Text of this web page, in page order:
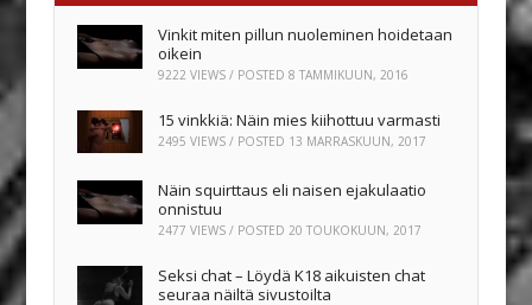
Vinkit miten pillun nuoleminen hoidetaan
oikein
9222 VIEWS / POSTED8 TAMMIKUUN, 2016
15 vinkkiä: Näin mies kiihottuu varmasti
2495 VIEWS / POSTED 13 MARRASKUUN, 2017
Näin squirttaus eli naisen ejakulaatio
onnistuu
2477 VIEWS / POSTED20 TOUKOKUUN, 2017
Seksi chat – Löydä K18 aikuisten chat
seuraa näiltä sivustoilta